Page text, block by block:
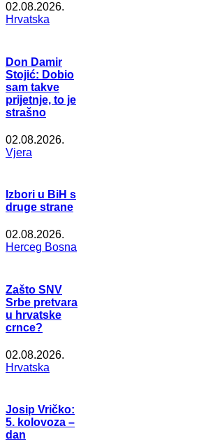
02.08.2026.
Hrvatska
Don Damir
Stojić: Dobio
sam takve
prijetnje, to je
strašno
02.08.2026.
Vjera
Izbori u BiH s
druge strane
02.08.2026.
Herceg Bosna
Zašto SNV
Srbe pretvara
u hrvatske
crnce?
02.08.2026.
Hrvatska
Josip Vričko:
5. kolovoza –
dan